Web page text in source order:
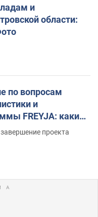
и
области:
по вопросам
и
FREYJA: какие
проекта